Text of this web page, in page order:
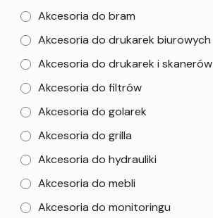
Akcesoria do bram
Akcesoria do drukarek biurowych
Akcesoria do drukarek i skanerów
Akcesoria do filtrów
Akcesoria do golarek
Akcesoria do grilla
Akcesoria do hydrauliki
Akcesoria do mebli
Akcesoria do monitoringu